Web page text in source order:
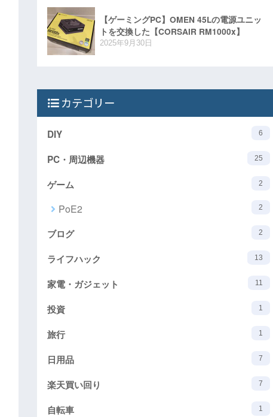
【ゲーミングPC】OMEN 45Lの電源ユニッ
トを交換した【CORSAIR RM1000x】
2025年9月30日
カテゴリー
DIY 6
PC・周辺機器 25
ゲーム 2
PoE2 2
ブログ 2
ライフハック 13
家電・ガジェット 11
投資 1
旅行 1
日用品 7
楽天買い回り 7
自転車 1